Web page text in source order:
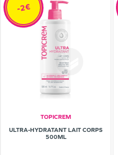
TOPICREM
ULTRA-HYDRATANT LAIT CORPS
500ML
-2€